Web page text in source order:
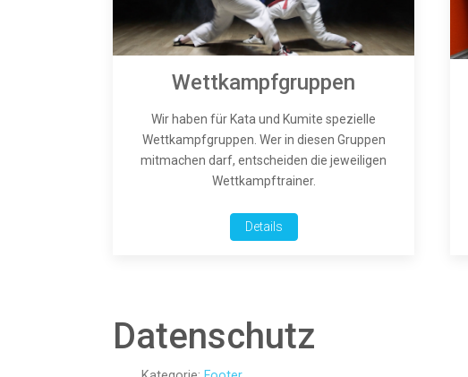
Wettkampfgruppen
Wir haben für Kata und Kumite spezielle
Wettkampfgruppen. Wer in diesen Gruppen
mitmachen darf, entscheiden die jeweiligen
Wettkampftrainer.
Details
Datenschutz